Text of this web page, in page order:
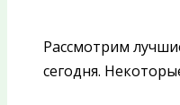
Рассмотрим
сегодня.